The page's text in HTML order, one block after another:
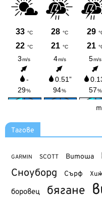
Тагове
GARMIN SCOTT Витоша
Сноуборд Сърф
боровец бягане